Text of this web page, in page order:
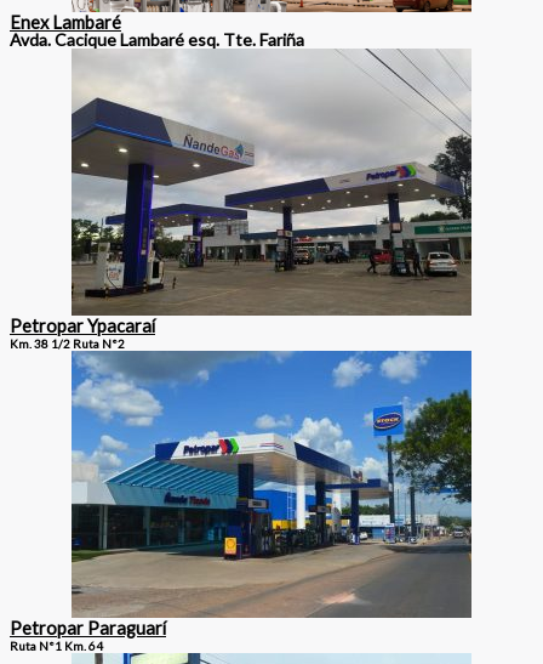
Enex Lambaré
Avda. Cacique Lambaré esq. Tte. Fariña
Petropar Ypacaraí
Km. 38 1/2 Ruta N°2
Petropar Paraguarí
Ruta N°1 Km. 64